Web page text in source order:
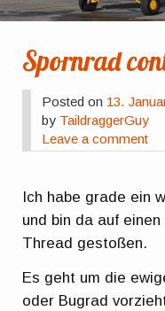
Spornrad
Posted on 13.
by TaildraggerGuy
Leave a comment
Ich habe grade ein
und bin da auf
Thread gestoßen.
Es geht um die
oder Bugrad